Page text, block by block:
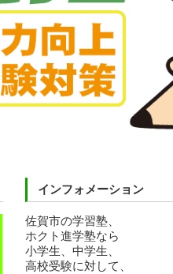
インフォメーション
佐賀市の学習塾、
ホクト進学塾なら
小学生、中学生、
高校受験に対して、